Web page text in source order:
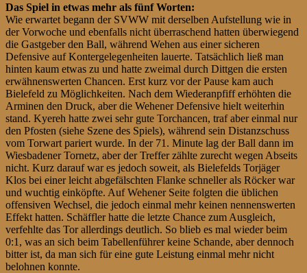
Das Spiel in etwas mehr als fünf Worten:
Wie erwartet begann der SVWW mit derselben Aufstellung wie in
der Vorwoche und ebenfalls nicht überraschend hatten überwiegend
die Gastgeber den Ball, während Wehen aus einer sicheren
Defensive auf Kontergelegenheiten lauerte. Tatsächlich ließ man
hinten kaum etwas zu und hatte zweimal durch Dittgen die ersten
erwähnenswerten Chancen. Erst kurz vor der Pause kam auch
Bielefeld zu Möglichkeiten. Nach dem Wiederanpfiff erhöhten die
Arminen den Druck, aber die Wehener Defensive hielt weiterhin
stand. Kyereh hatte zwei sehr gute Torchancen, traf aber einmal nur
den Pfosten (siehe Szene des Spiels), während sein Distanzschuss
vom Torwart pariert wurde. In der 71. Minute lag der Ball dann im
Wiesbadener Tornetz, aber der Treffer zählte zurecht wegen Abseits
nicht. Kurz darauf war es jedoch soweit, als Bielefelds Torjäger
Klos bei einer leicht abgefälschten Flanke schneller als Röcker war
und wuchtig einköpfte. Auf Wehener Seite folgten die üblichen
offensiven Wechsel, die jedoch einmal mehr keinen nennenswerten
Effekt hatten. Schäffler hatte die letzte Chance zum Ausgleich,
verfehlte das Tor allerdings deutlich. So blieb es mal wieder beim
0:1, was an sich beim Tabellenführer keine Schande, aber dennoch
bitter ist, da man sich für eine gute Leistung einmal mehr nicht
belohnen konnte.